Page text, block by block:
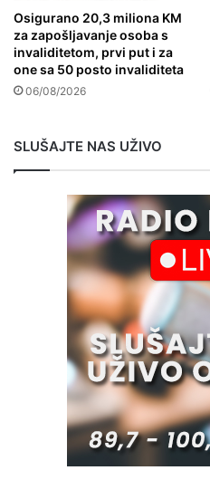
Osigurano 20,3 miliona KM
za zapošljavanje osoba s
invaliditetom, prvi put i za
one sa 50 posto invaliditeta
06/08/2026
SLUŠAJTE NAS UŽIVO